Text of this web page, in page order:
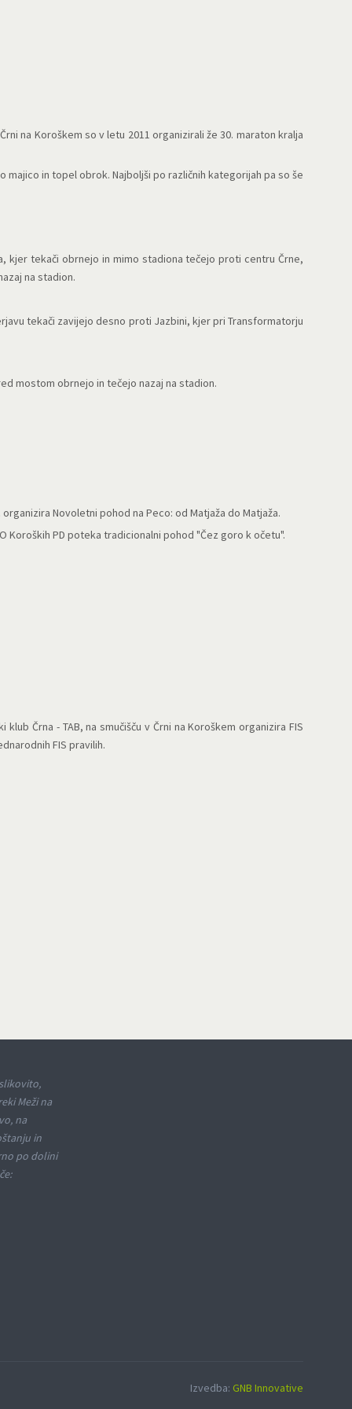
na Koroškem so v letu 2011 organizirali že 30. maraton kralja
in topel obrok. Najboljši po različnih kategorijah pa so še
kjer tekači obrnejo in mimo stadiona tečejo proti centru Črne,
na stadion.
tekači zavijejo desno proti Jazbini, kjer pri Transformatorju
mostom obrnejo in tečejo nazaj na stadion.
Novoletni pohod na Peco: od Matjaža do Matjaža.
Koroških PD poteka tradicionalni pohod "Čez goro k očetu".
Črna - TAB, na smučišču v Črni na Koroškem organizira FIS
FIS pravilih.
Meži na
na
in
po dolini
Izvedba: GNB Innovative